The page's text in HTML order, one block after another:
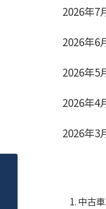
2026年7
2026年6
2026年5
2026年4
2026年3
中古